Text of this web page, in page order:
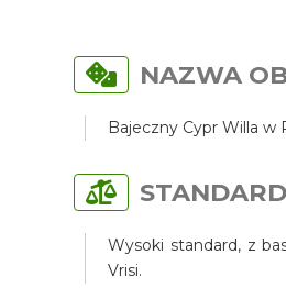
NAZWA
Bajeczny Cypr Willa w
STANDARD
Wysoki standard, z
Vrisi.